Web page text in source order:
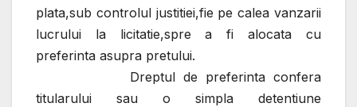
plata,sub controlul justitiei,fie pe calea vanzarii
lucrului la licitatie,spre a fi alocata cu
preferinta asupra pretului.
Dreptul de preferinta confera
titularului sau o simpla detentiune